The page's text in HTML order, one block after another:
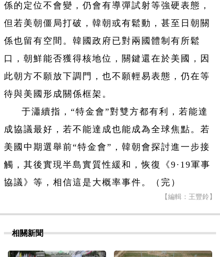
係的定位不會變，仍會有導彈試射等強硬表態，
但若美朝僵局打破，韓朝或有鬆動，甚至日朝關
係也留有空間。韓國政府已對兩國體制有所鬆
口，朝鮮能否獲得核地位，關鍵還在於美國，因
此朝方不願放下調門，也不願輕易表態，仍在等
待與美國形成關係框架。
于瀟續指，“特金會”對雙方都有利，若能達
成協議最好，若不能達成也能成為全球焦點。若
美國中期選舉前“特金會”，韓朝會探討進一步接
觸，其後實現半島實質性緩和，恢復《9·19軍事
協議》等，相信這是大概率事件。（完）
【編輯：王豐鈴】
相關新聞